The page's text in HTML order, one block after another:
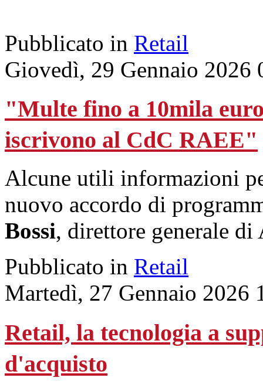
Pubblicato in Retail
Giovedì, 29 Gennaio 2026
"Multe fino a 10mila
iscrivono al CdC RAEE"
Alcune utili informazioni
nuovo accordo di
Bossi, direttore generale
Pubblicato in Retail
Martedì, 27 Gennaio 2026
Retail, la tecnologia a
d'acquisto